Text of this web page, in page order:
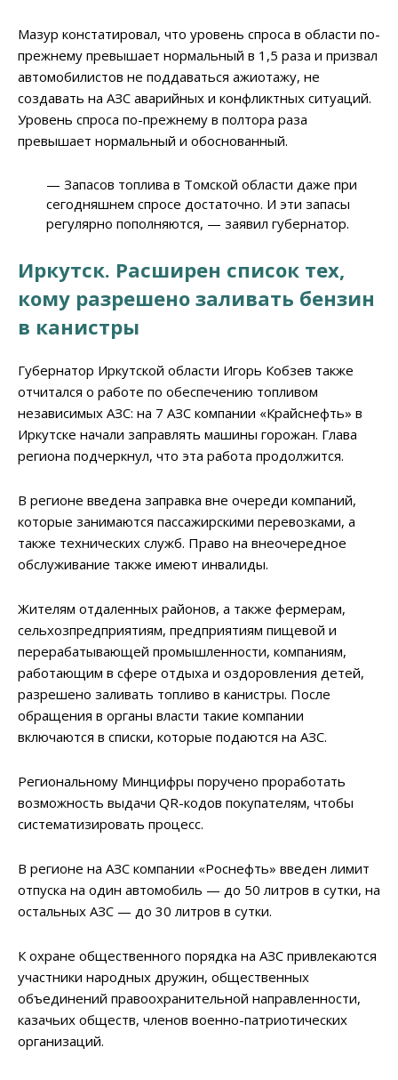
Мазур констатировал, что уровень спроса в области по-
прежнему превышает нормальный в 1,5 раза и призвал
автомобилистов не поддаваться ажиотажу, не
создавать на АЗС аварийных и конфликтных ситуаций.
Уровень спроса по-прежнему в полтора раза
превышает нормальный и обоснованный.
— Запасов топлива в Томской области даже при
сегодняшнем спросе достаточно. И эти запасы
регулярно пополняются, — заявил губернатор.
Иркутск. Расширен список тех,
кому разрешено заливать бензин
в канистры
Губернатор Иркутской области Игорь Кобзев также
отчитался о работе по обеспечению топливом
независимых АЗС: на 7 АЗС компании «Крайснефть» в
Иркутске начали заправлять машины горожан. Глава
региона подчеркнул, что эта работа продолжится.
В регионе введена заправка вне очереди компаний,
которые занимаются пассажирскими перевозками, а
также технических служб. Право на внеочередное
обслуживание также имеют инвалиды.
Жителям отдаленных районов, а также фермерам,
сельхозпредприятиям, предприятиям пищевой и
перерабатывающей промышленности, компаниям,
работающим в сфере отдыха и оздоровления детей,
разрешено заливать топливо в канистры. После
обращения в органы власти такие компании
включаются в списки, которые подаются на АЗС.
Региональному Минцифры поручено проработать
возможность выдачи QR-кодов покупателям, чтобы
систематизировать процесс.
В регионе на АЗС компании «Роснефть» введен лимит
отпуска на один автомобиль — до 50 литров в сутки, на
остальных АЗС — до 30 литров в сутки.
К охране общественного порядка на АЗС привлекаются
участники народных дружин, общественных
объединений правоохранительной направленности,
казачьих обществ, членов военно-патриотических
организаций.